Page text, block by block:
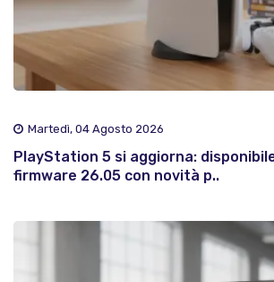
Martedì, 04 Agosto 2026
PlayStation 5 si aggiorna:
firmware 26.05 con novità p..